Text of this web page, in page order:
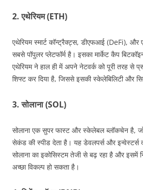
2. एथेरियम (ETH)
एथेरियम स्मार्ट कॉन्ट्रैक्ट्स, डीएफआई (DeFi), और
सबसे पॉपुलर प्लेटफॉर्म है। इसका मार्केट कैप
एथेरियम ने हाल ही में अपने नेटवर्क को पूरी तरह
शिफ्ट कर दिया है, जिससे इसकी स्केलेबिलिटी और
3. सोलाना (SOL)
सोलाना एक सुपर फास्ट और स्केलेबल ब्लॉकचेन है,
सेकंड की स्पीड देता है। यह डेवलपर्स और इन्वेस्टर्स
सोलाना का इकोसिस्टम तेजी से बढ़ रहा है और इसमें
अच्छा विकल्प हो सकता है।